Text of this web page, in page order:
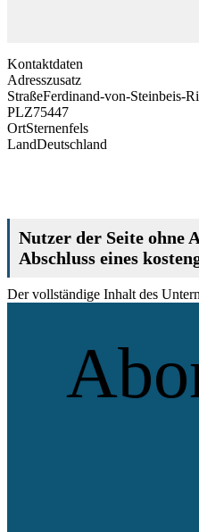
Kontaktdaten
Adresszusatz
StraßeFerdinand-von-Steinbeis-
PLZ75447
OrtSternenfels
LandDeutschland
Nutzer der Seite ohne
Abschluss eines
Der vollständige Inhalt des